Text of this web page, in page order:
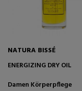
NATURA BISSÉ
ENERGIZING DRY OIL
Damen Körperpflege